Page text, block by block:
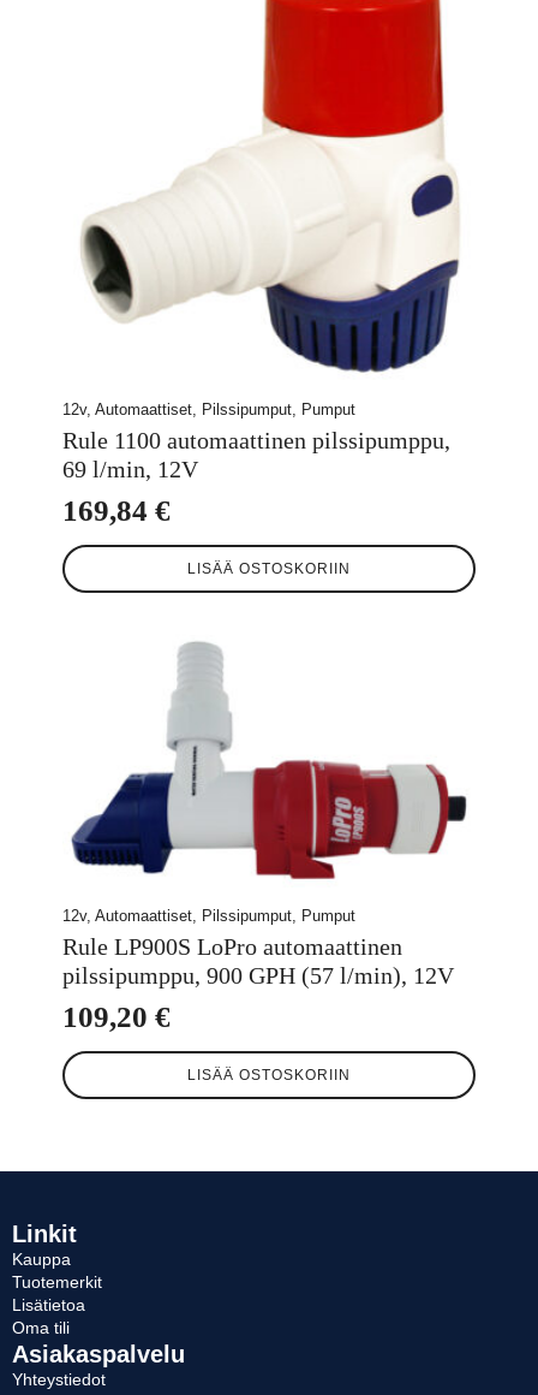
12v, Automaattiset, Pilssipumput, Pumput
Rule 1100 automaattinen pilssipumppu,
69 l/min, 12V
169,84 €
LISÄÄ OSTOSKORIIN
12v, Automaattiset, Pilssipumput, Pumput
Rule LP900S LoPro automaattinen
pilssipumppu, 900 GPH (57 l/min), 12V
109,20 €
LISÄÄ OSTOSKORIIN
Linkit
Kauppa
Tuotemerkit
Lisätietoa
Oma tili
Asiakaspalvelu
Yhteystiedot